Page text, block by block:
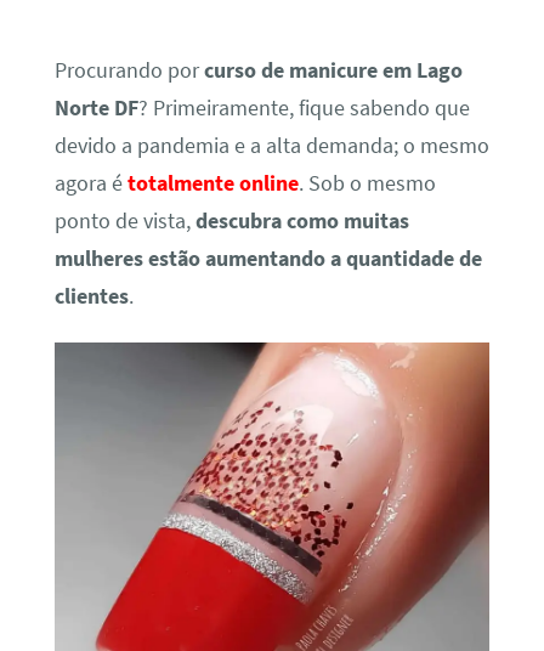
Procurando porcurso de manicure em Lago
Norte DF? Primeiramente, fique sabendo que
devido a pandemia e a alta demanda; o mesmo
agora étotalmente online. Sob o mesmo
ponto de vista,descubra como muitas
mulheres estão aumentando a quantidade de
clientes.